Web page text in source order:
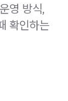
영 방식,
확인하는